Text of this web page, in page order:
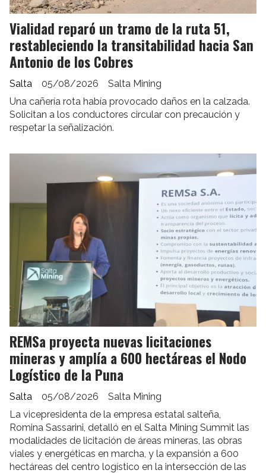
Vialidad reparó un tramo de la ruta 51,
restableciendo la transitabilidad hacia San
Antonio de los Cobres
Salta Mining
Salta
05/08/2026
Una cañería rota había provocado daños en la calzada.
Solicitan a los conductores circular con precaución y
respetar la señalización.
REMSa proyecta nuevas licitaciones
mineras y amplía a 600 hectáreas el Nodo
Logístico de la Puna
Salta Mining
Salta
05/08/2026
La vicepresidenta de la empresa estatal salteña,
Romina Sassarini, detalló en el Salta Mining Summit las
modalidades de licitación de áreas mineras, las obras
viales y energéticas en marcha, y la expansión a 600
hectáreas del centro logístico en la intersección de las